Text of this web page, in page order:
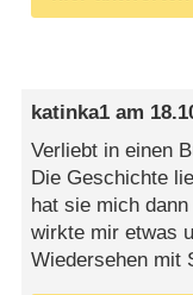
katinka1 am
Verliebt in einen
Die Geschichte
hat sie mich
wirkte mir etwas
Wiedersehen mit